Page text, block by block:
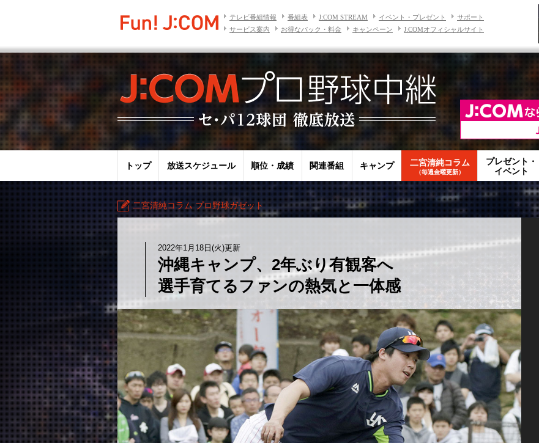
テレビ番組情報 番組表 J:COM STREAM イベント・プレゼント
サポート
サービス案内
お得なパック・料金 キャンペーン J:COMオフィシャルサイト
トップ 放送スケジュール 順位・成績 関連番組 キャンプ 二宮清純コラム
（毎週金曜更新）
プレゼント・
イベント
二宮清純コラム プロ野球ガゼット
2022年1月18日(火)更新
沖縄キャンプ、2年ぶり有観客へ
選手育てるファンの熱気と一体感